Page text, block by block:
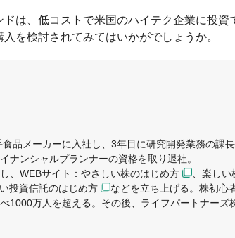
は、低コストで米国のハイテク企業に投資
を検討されてみてはいかがでしょうか。
品メーカーに入社し、3年目に研究開発業務の課
ナンシャルプランナーの資格を取り退社。
、WEBサイト： やさしい株のはじめ方
楽しい
投資信託のはじめ方
などを立ち上げる。株初心
1000万人を超える。その後、ライフパートナーズ